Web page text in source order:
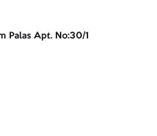
Palas Apt. No:30/1